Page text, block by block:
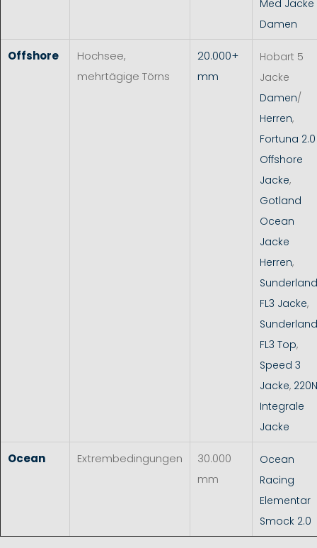
Med Jacke
Damen
Offshore
Hochsee,
mehrtägige Törns
20.000+
mm
Hobart 5
Jacke
Damen/
Herren,
Fortuna 2.0
Offshore
Jacke,
Gotland
Ocean
Jacke
Herren,
Sunderland
FL3 Jacke,
Sunderland
FL3 Top,
Speed 3
Jacke, 220N
Integrale
Jacke
Ocean Extrembedingungen
30.000
mm
Ocean
Racing
Elementar
Smock 2.0